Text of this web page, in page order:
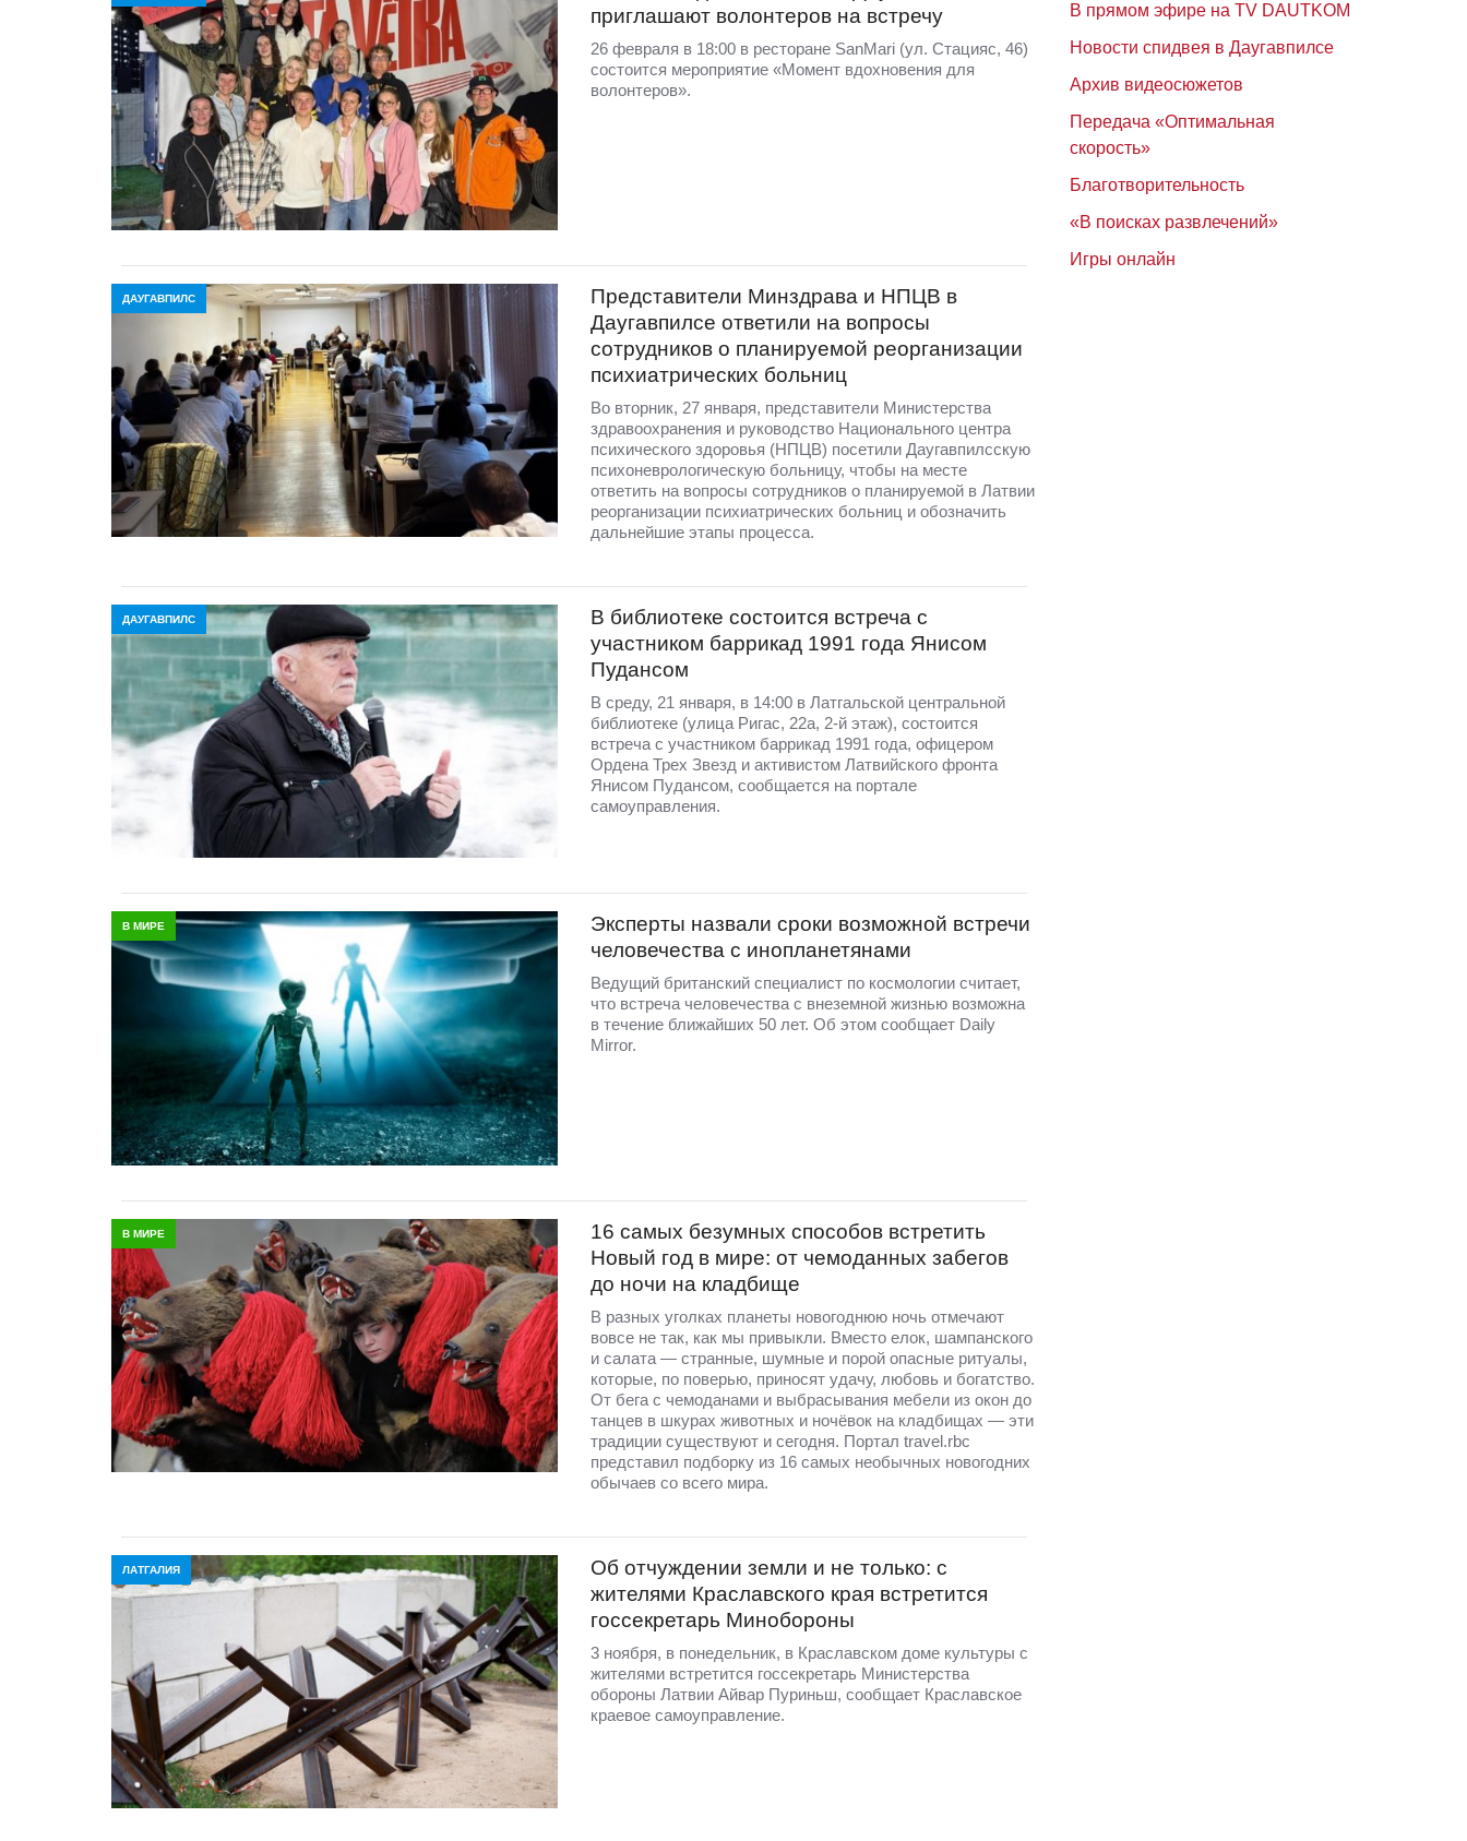
приглашают волонтеров на встречу
26 февраля в 18:00 в ресторане SanMari (ул. Стацияс, 46)
состоится мероприятие «Момент вдохновения для
волонтеров».
ДАУГАВПИЛС
Представители Минздрава и НПЦВ в
Даугавпилсе ответили на вопросы
сотрудников о планируемой реорганизации
психиатрических больниц
Во вторник, 27 января, представители Министерства
здравоохранения и руководство Национального центра
психического здоровья (НПЦВ) посетили Даугавпилсскую
психоневрологическую больницу, чтобы на месте
ответить на вопросы сотрудников о планируемой в Латвии
реорганизации психиатрических больниц и обозначить
дальнейшие этапы процесса.
ДАУГАВПИЛС
В библиотеке состоится встреча с
участником баррикад 1991 года Янисом
Пудансом
В среду, 21 января, в 14:00 в Латгальской центральной
библиотеке (улица Ригас, 22а, 2-й этаж), состоится
встреча с участником баррикад 1991 года, офицером
Ордена Трех Звезд и активистом Латвийского фронта
Янисом Пудансом, сообщается на портале
самоуправления.
В МИРЕ
Эксперты назвали сроки возможной встречи
человечества с инопланетянами
Ведущий британский специалист по космологии считает,
что встреча человечества с внеземной жизнью возможна
в течение ближайших 50 лет. Об этом сообщает Daily
Mirror.
В МИРЕ
16 самых безумных способов встретить
Новый год в мире: от чемоданных забегов
до ночи на кладбище
В разных уголках планеты новогоднюю ночь отмечают
вовсе не так, как мы привыкли. Вместо елок, шампанского
и салата — странные, шумные и порой опасные ритуалы,
которые, по поверью, приносят удачу, любовь и богатство.
От бега с чемоданами и выбрасывания мебели из окон до
танцев в шкурах животных и ночёвок на кладбищах — эти
традиции существуют и сегодня. Портал travel.rbc
представил подборку из 16 самых необычных новогодних
обычаев со всего мира.
ЛАТГАЛИЯ
Об отчуждении земли и не только: с
жителями Краславского края встретится
госсекретарь Минобороны
3 ноября, в понедельник, в Краславском доме культуры с
жителями встретится госсекретарь Министерства
обороны Латвии Айвар Пуриньш, сообщает Краславское
краевое самоуправление.
В прямом эфире на TV DAUTKOM
Новости спидвея в Даугавпилсе
Архив видеосюжетов
Передача «Оптимальная
скорость»
Благотворительность
«В поисках развлечений»
Игры онлайн